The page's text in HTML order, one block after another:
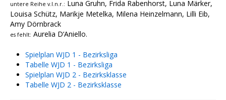
untere Reihe v.l.n.r.: Luna Gruhn, Frida Rabenhorst, Luna Märker,
Louisa Schütz, Marikje Metelka, Milena Heinzelmann, Lilli Eib,
Amy Dörnbrack
es fehlt: Aurelia D‘Aniello.
Spielplan WJD 1 - Bezirksliga
Tabelle WJD 1 - Bezirksliga
Spielplan WJD 2 - Bezirksklasse
Tabelle WJD 2 - Bezirksklasse